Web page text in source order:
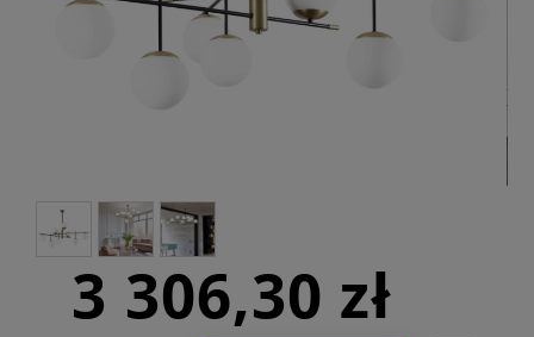
3 306,30 zł